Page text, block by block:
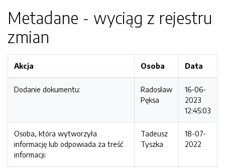
Metadane - wyciąg z rejestru
zmian
Akcja Osoba Data
Dodanie dokumentu:
Radosław
Pęksa
16-06-
2023
12:45:03
Osoba, która wytworzyła
informację lub odpowiada za treść
informacji:
Tadeusz
Tyszka
18-07-
2022